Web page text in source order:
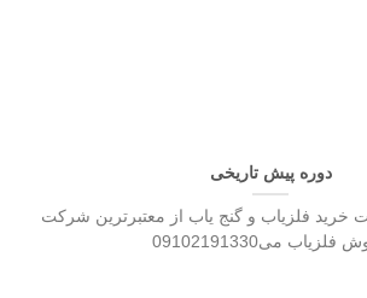
دوره پیش تاریخی
خرید فلزیاب و گنج یاب از معتبرترین شرکت
فلزیاب می09102191330